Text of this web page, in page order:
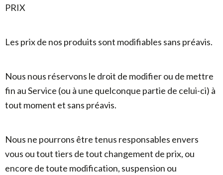
PRIX
Les prix de nos produits sont modifiables sans préavis.
Nous nous réservons le droit de modifier ou de mettre
fin au Service (ou à une quelconque partie de celui-ci) à
tout moment et sans préavis.
Nous ne pourrons être tenus responsables envers
vous ou tout tiers de tout changement de prix, ou
encore de toute modification, suspension ou